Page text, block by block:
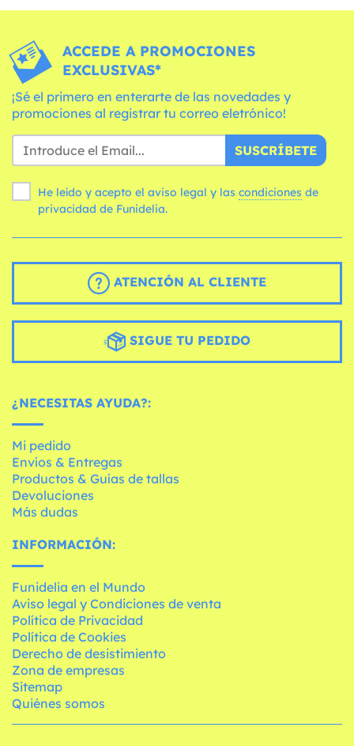
ACCEDE A PROMOCIONES
EXCLUSIVAS*
¡Sé el primero en enterarte de las novedades y
promociones al registrar tu correo eletrónico!
SUSCRÍBETE
He leído y acepto el aviso legal y las condiciones
privacidad de Funidelia.
ATENCIÓN AL CLIENTE
SIGUE TU PEDIDO
¿NECESITAS AYUDA?:
Mi pedido
Envíos & Entregas
Productos & Guías de tallas
Devoluciones
Más dudas
INFORMACIÓN:
Funidelia en el Mundo
Aviso legal y Condiciones de venta
Política de Privacidad
Política de Cookies
Derecho de desistimiento
Zona de empresas
Sitemap
Quiénes somos